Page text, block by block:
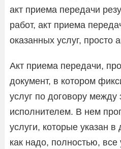
акт приема передачи
работ, акт приема
оказанных услуг, просто
Акт приема передачи,
документ, в котором
услуг по договору между
исполнителем. В нем
услуги, которые указан
как надо, полностью,